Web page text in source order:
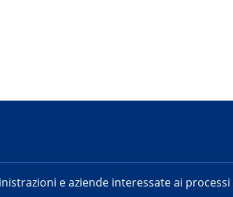
e aziende interessate ai